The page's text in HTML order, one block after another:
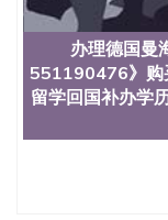
办理德国曼
551190476》购
留学回国补办学